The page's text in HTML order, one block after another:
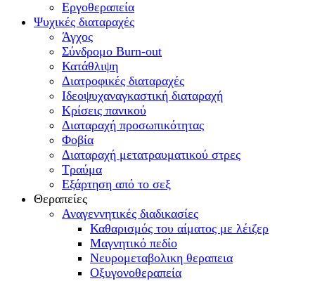
Εργοθεραπεία
Ψυχικές διαταραχές
Άγχος
Σύνδρομο Burn-out
Κατάθλιψη
Διατροφικές διαταραχές
Ιδεοψυχαναγκαστική διαταραχή
Κρίσεις πανικού
Διαταραχή προσωπικότητας
Φοβία
Διαταραχή μετατραυματικού στρες
Τραύμα
Εξάρτηση από το σεξ
Θεραπείες
Αναγεννητικές διαδικασίες
Καθαρισμός του αίματος με λέιζερ
Μαγνητικό πεδίο
Νευρομεταβολικη θεραπεια
Οξυγονοθεραπεία